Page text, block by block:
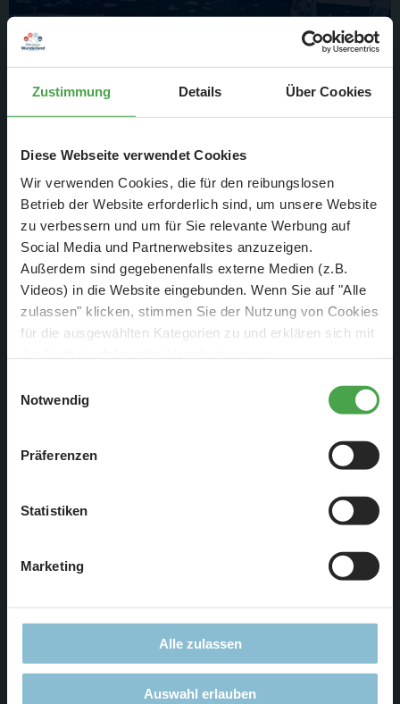
Zustimmung Details Über Cookies
Diese Webseite verwendet Cookies
Wir verwenden Cookies, die für den reibungslosen
Betrieb der Website erforderlich sind, um unsere Website
zu verbessern und um für Sie relevante Werbung auf
Social Media und Partnerwebsites anzuzeigen.
Außerdem sind gegebenenfalls externe Medien (z.B.
Videos) in die Website eingebunden. Wenn Sie auf "Alle
zulassen" klicken, stimmen Sie der Nutzung von Cookies
für die ausgewählten Kategorien zu und erklären sich mit
diese Einstellungen jederzeit über die Schaltfläche
zustimmen, beschränken wir uns auf die technisch
notwendigen Cookies. Weitere Informationen finden Sie in
Notwendig
Präferenzen
Statistiken
Marketing
Alle zulassen
Auswahl erlauben
Gleichzeitig entschied man sich, auch das Meer etwas neu
zu gestalten, da die alte Plexiglasscheibe sehr verkratzt war
und damit auch ausgetauscht werden musste. In der
nächsten Woche wird dann die neue Mechanik für das Schiff
und die Eisberge eingebaut und eine neue Plexiglasscheibe
als Untergrund eingesetzt.
In der letzten Woche war an dieser Stelle noch ein entkernter
Raum zu sehen. Nun stehen schon die ersten neuen Wände
und die Elektriker können die ersten Kabel verlegen -
natürlich dieses Mal gerade! :)